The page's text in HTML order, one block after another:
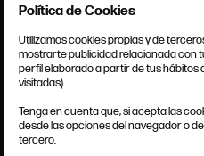
TÉRMINOS Y
POLÍTICA
AJUSTE
Política de Cookies
Utilizamos cookies propias y de
mostrarte publicidad relacionada con
perfil elaborado a partir de tus hábitos
visitadas).
Tenga en cuenta que, si acepta las
desde las opciones del navegador o
tercero.